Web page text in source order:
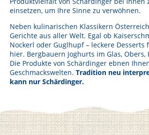
Lebensmittel
Fairer Kakao
Upcycling mit
Molkerei
einsetzen, um Ihre Sinne zu verwöhnen.
Neben kulinarischen Klassikern
Gerichte aus aller Welt. Egal ob
Nockerl oder Guglhupf – leckere Desserts
hier. Bergbauern Joghurts im Glas, Obers,
Die Produkte von Schärdinger ebnen
Geschmackswelten. Tradition neu
kann nur Schärdinger.